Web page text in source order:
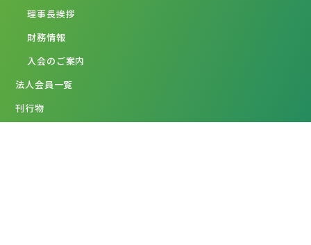
理事長挨拶
財務情報
入会のご案内
法人会員一覧
刊行物